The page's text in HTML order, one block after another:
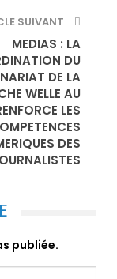
SUIVANT
MEDIAS : LA
DU
DE LA
WELLE AU
LES
DES
publiée.